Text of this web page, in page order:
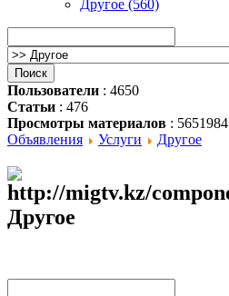
Другое (560)
Пользователи : 4650
Статьи : 476
Просмотры материалов : 5651984
Объявления
Услуги Другое
Другое